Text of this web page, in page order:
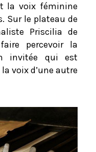
la voix féminine
Sur le plateau de
Priscilia de
percevoir la
invitée qui est
voix d’une autre